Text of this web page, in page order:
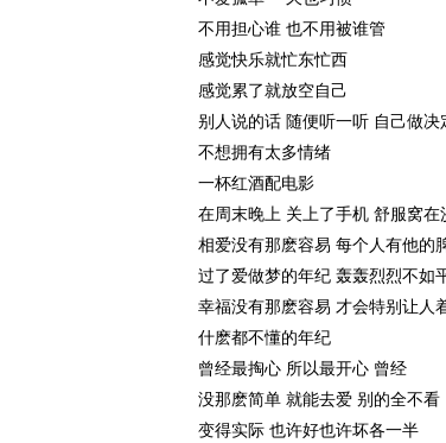
不用担心谁 也不用被谁管
感觉快乐就忙东忙西
感觉累了就放空自己
别人说的话 随便听一听 自己做决
不想拥有太多情绪
一杯红酒配电影
在周末晚上 关上了手机 舒服窝在
相爱没有那麽容易 每个人有他的
过了爱做梦的年纪 轰轰烈烈不如
幸福没有那麽容易 才会特别让人
什麽都不懂的年纪
曾经最掏心 所以最开心 曾经
没那麽简单 就能去爱 别的全不看
变得实际 也许好也许坏各一半